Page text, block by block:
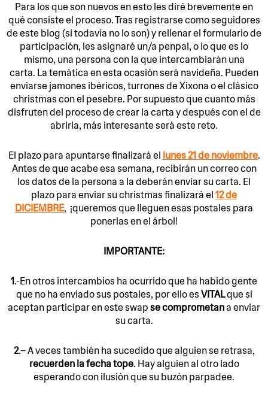
Para los que son nuevos en esto les diré brevemente en
qué consiste el proceso. Tras registrarse como seguidores
de este blog (si todavía no lo son) y rellenar el formulario de
participación, les asignaré un/a penpal, o lo que es lo
mismo, una persona con la que intercambiarán una
carta. La temática en esta ocasión será navideña. Pueden
enviarse jamones ibéricos, turrones de Xixona o el clásico
christmas con el pesebre. Por supuesto que cuanto más
disfruten del proceso de crear la carta y después con el de
abrirla, más interesante será este reto.
El plazo para apuntarse finalizará el lunes 21 de noviembre.
Antes de que acabe esa semana, recibirán un correo con
los datos de la persona a la deberán enviar su carta. El
plazo para enviar su christmas finalizará el12 de
DICIEMBRE, ¡queremos que lleguen esas postales para
ponerlas en el árbol!
IMPORTANTE:
1.-En otros intercambios ha ocurrido que ha habido gente
que no ha enviado sus postales, por ello esVITALque si
aceptan participar en este swapse comprometana enviar
su carta.
2.– A veces también ha sucedido que alguien se retrasa,
recuerden la fecha tope. Hay alguien al otro lado
esperando con ilusión que su buzón parpadee.